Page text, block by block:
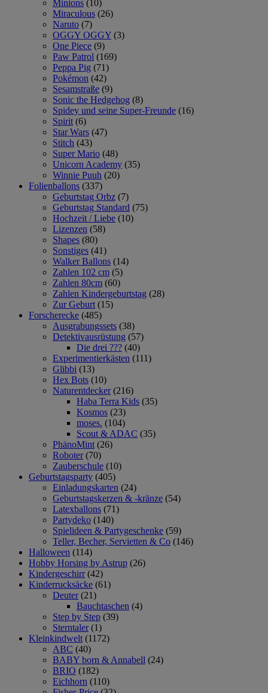
Minions (10)
Miraculous (26)
Naruto (7)
OGGY OGGY (3)
One Piece (9)
Paw Patrol (169)
Peppa Pig (71)
Pokémon (42)
Sesamstraße (9)
Sonic the Hedgehog (8)
Spidey und seine Super-Freunde (16)
Spirit (6)
Star Wars (47)
Stitch (43)
Super Mario (48)
Unicorn Academy (35)
Winnie Puuh (20)
Folienballons (337)
Geburtstag Orbz (7)
Geburtstag Standard (75)
Hochzeit / Liebe (10)
Lizenzen (58)
Shapes (80)
Sonstiges (41)
Walker Ballons (14)
Zahlen 102 cm (5)
Zahlen 80cm (60)
Zahlen Kindergeburtstag (28)
Zur Geburt (15)
Forscherecke (485)
Ausgrabungssets (38)
Detektivausrüstung (57)
Die drei ??? (40)
Experimentierkästen (111)
Glibbi (13)
Hex Bots (10)
Naturentdecker (216)
Haba Terra Kids (35)
Kosmos (23)
moses. (104)
Scout & ADAC (35)
PhänoMint (26)
Roboter (70)
Zauberschule (10)
Geburtstagsparty (405)
Einladungskarten (24)
Geburtstagskerzen & -kränze (54)
Latexballons (71)
Partydeko (140)
Spielideen & Partygeschenke (59)
Teller, Becher, Servietten & Co (146)
Halloween (114)
Hobby Horsing by Astrup (26)
Kindergeschirr (42)
Kinderrucksäcke (61)
Deuter (21)
Bauchtaschen (4)
Step by Step (39)
Sterntaler (1)
Kleinkindwelt (1172)
ABC (40)
BABY born & Annabell (24)
BRIO (182)
Eichhorn (110)